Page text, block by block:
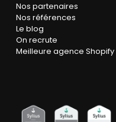
Nos partenaires
Nos références
Le blog
On recrute
Meilleure agence Shopify